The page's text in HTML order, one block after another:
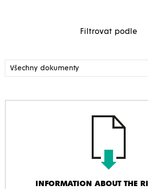
Filtrovat podle
INFORMATION ABOUT THE